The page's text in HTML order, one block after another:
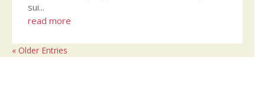
sui...
read more
« Older Entries